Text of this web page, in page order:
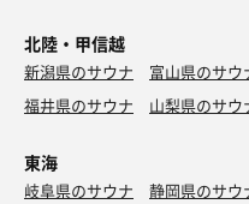
北陸・甲信越
新潟県のサウナ 富山県のサウ
福井県のサウナ
山梨県のサウ
東海
岐阜県のサウナ 静岡県のサウ